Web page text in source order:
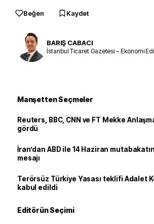
Beğen Kaydet
BARIŞ CABACI
İstanbul Ticaret Gazetesi – Ekonomi
Manşetten Seçmeler
Reuters, BBC, CNN ve FT Mekke
gördü
İran’dan ABD ile 14 Haziran
mesajı
Terörsüz Türkiye Yasası teklifi Adalet
kabul edildi
Editörün Seçimi